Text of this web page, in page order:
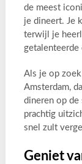
de meest
je dineert. Je
terwijl je
getalenteerde
Als je op
Amsterdam,
dineren op de
prachtig
snel zult
Geniet